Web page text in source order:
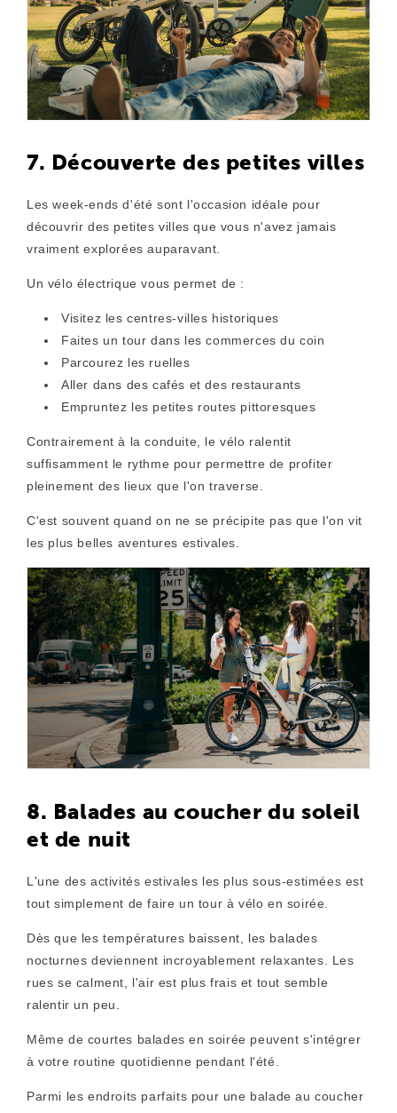
7. Découverte des petites villes
Les week-ends d'été sont l'occasion idéale pour
découvrir des petites villes que vous n'avez jamais
vraiment explorées auparavant.
Un vélo électrique vous permet de :
Visitez les centres-villes historiques
Faites un tour dans les commerces du coin
Parcourez les ruelles
Aller dans des cafés et des restaurants
Empruntez les petites routes pittoresques
Contrairement à la conduite, le vélo ralentit
suffisamment le rythme pour permettre de profiter
pleinement des lieux que l'on traverse.
C'est souvent quand on ne se précipite pas que l'on vit
les plus belles aventures estivales.
8. Balades au coucher du soleil
et de nuit
L'une des activités estivales les plus sous-estimées est
tout simplement de faire un tour à vélo en soirée.
Dès que les températures baissent, les balades
nocturnes deviennent incroyablement relaxantes. Les
rues se calment, l'air est plus frais et tout semble
ralentir un peu.
Même de courtes balades en soirée peuvent s'intégrer
à votre routine quotidienne pendant l'été.
Parmi les endroits parfaits pour une balade au coucher